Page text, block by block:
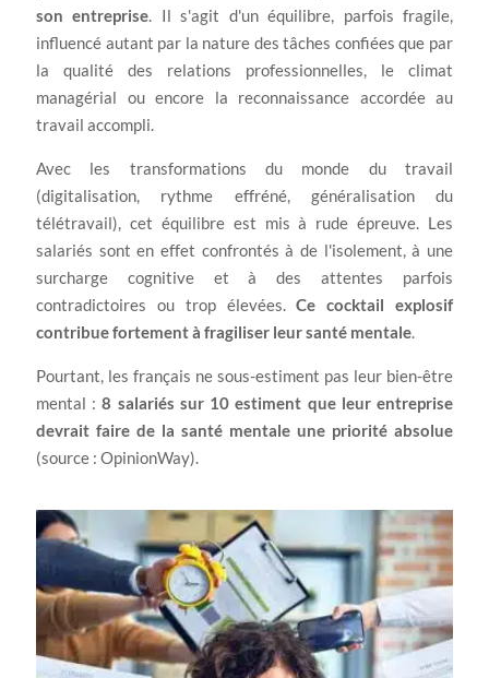
son entreprise. Il s'agit d'un équilibre, parfois fragile,
influencé autant par la nature des tâches confiées que par
la qualité des relations professionnelles, le climat
managérial ou encore la reconnaissance accordée au
travail accompli.
Avec les transformations du monde du travail
(digitalisation, rythme effréné, généralisation du
télétravail), cet équilibre est mis à rude épreuve. Les
salariés sont en effet confrontés à de l'isolement, à une
surcharge cognitive et à des attentes parfois
contradictoires ou trop élevées.Ce cocktail explosif
contribue fortement à fragiliser leur santé mentale.
Pourtant, les français ne sous-estiment pas leur bien-être
mental :8 salariés sur 10 estiment que leur entreprise
devrait faire de la santé mentale une priorité absolue
(source : OpinionWay).